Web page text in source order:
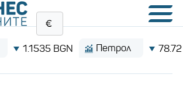
1.1535 BGN Петрол 78.72 $/